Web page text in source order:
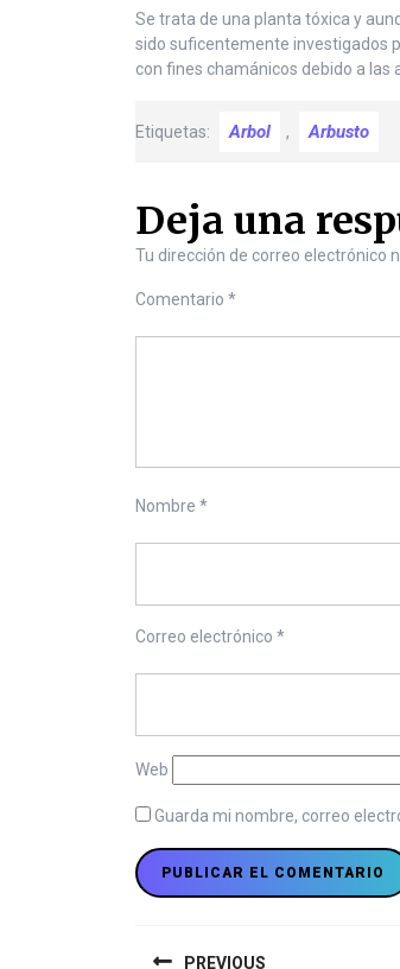
Se trata de una planta tóxica y
sido suficentemente investigados
con fines chamánicos debido a las
Etiquetas: Arbol , Arbusto
Deja una
Tu dirección de correo electrónico
Comentario *
Nombre *
Correo electrónico *
Web
Guarda mi nombre, correo
PREVIOUS